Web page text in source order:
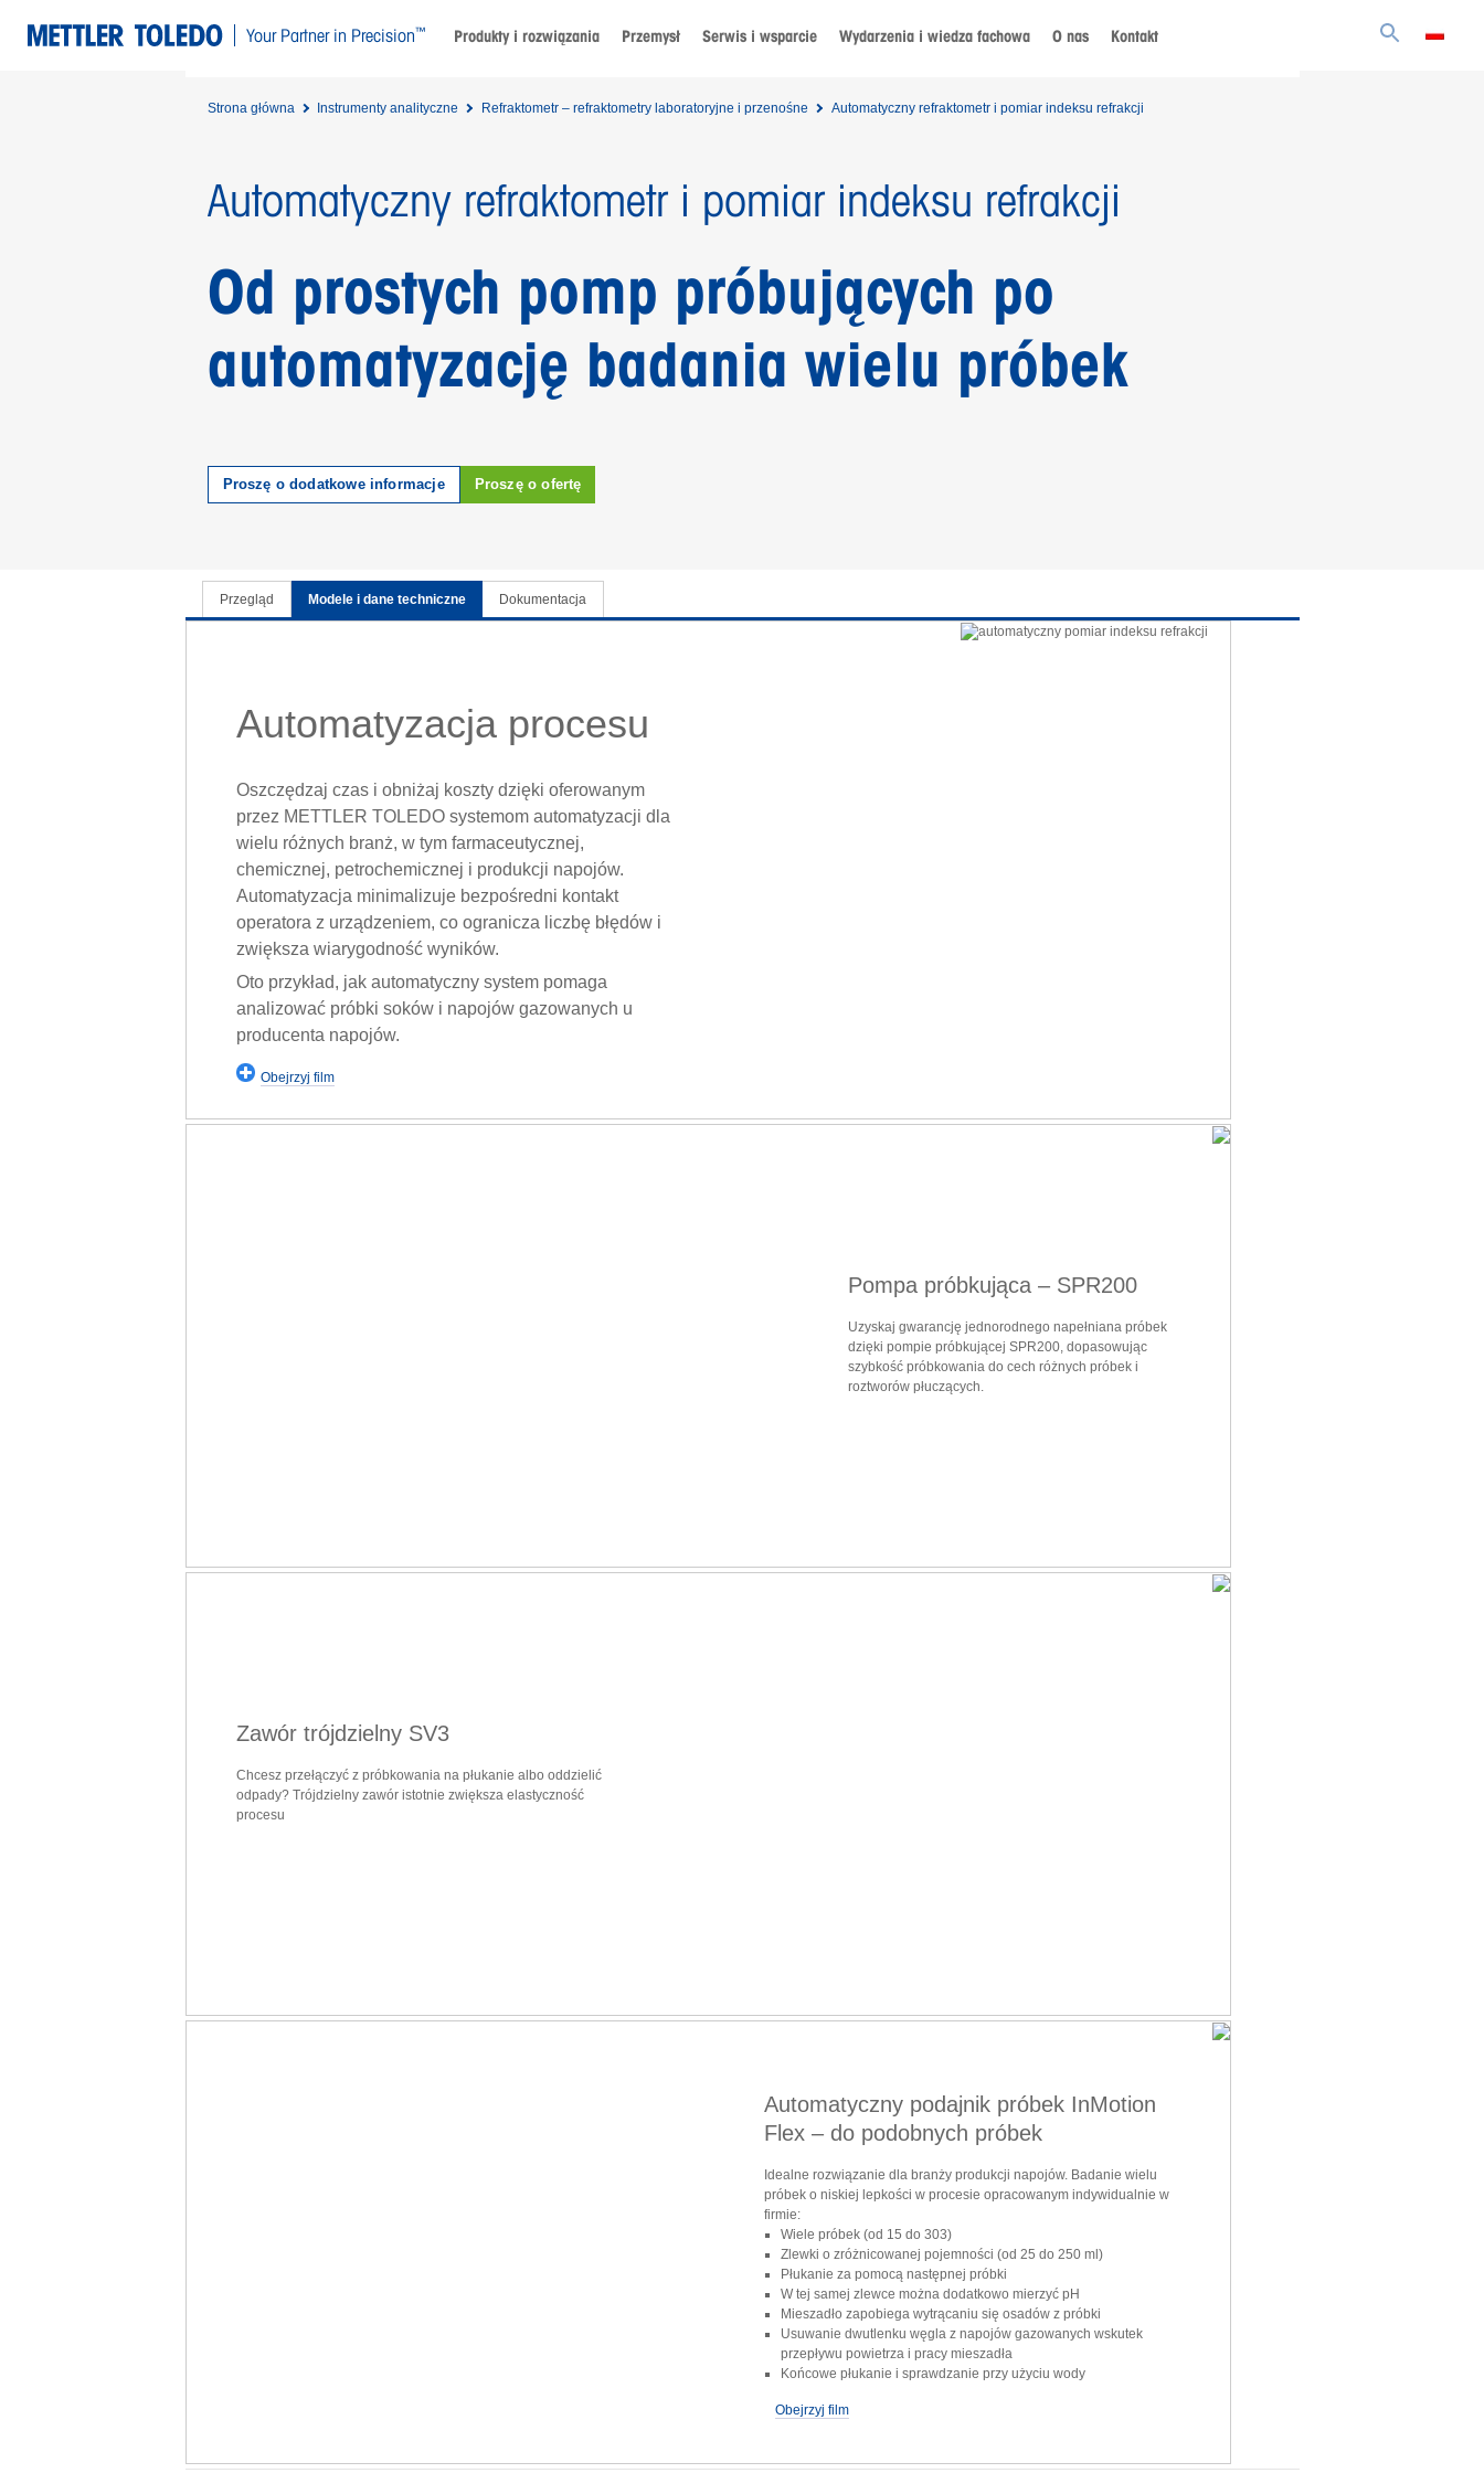
Your Partner in Precision™ Produkty i rozwiązania Przemysł Serwis i wsparcie Wydarzenia i wiedza fachowa O nas Kontakt
Strona główna Instrumenty analityczne Refraktometr – refraktometry laboratoryjne i przenośne Automatyczny refraktometr i pomiar indeksu refrakcji
Automatyczny refraktometr i pomiar indeksu refrakcji
Od prostych pomp próbujących po
automatyzację badania wielu próbek
Proszę o dodatkowe informacje Proszę o ofertę
Przegląd Modele i dane techniczne Dokumentacja
Automatyzacja procesu
Oszczędzaj czas i obniżaj koszty dzięki oferowanym
przez METTLER TOLEDO systemom automatyzacji dla
wielu różnych branż, w tym farmaceutycznej,
chemicznej, petrochemicznej i produkcji napojów.
Automatyzacja minimalizuje bezpośredni kontakt
operatora z urządzeniem, co ogranicza liczbę błędów i
zwiększa wiarygodność wyników.
Oto przykład, jak automatyczny system pomaga
analizować próbki soków i napojów gazowanych u
producenta napojów.
Obejrzyj film
Pompa próbkująca – SPR200
Uzyskaj gwarancję jednorodnego napełniana próbek
dzięki pompie próbkującej SPR200, dopasowując
szybkość próbkowania do cech różnych próbek i
roztworów płuczących.
Zawór trójdzielny SV3
Chcesz przełączyć z próbkowania na płukanie albo oddzielić
odpady? Trójdzielny zawór istotnie zwiększa elastyczność
procesu
Automatyczny podajnik próbek InMotion
Flex – do podobnych próbek
Idealne rozwiązanie dla branży produkcji napojów. Badanie wielu
próbek o niskiej lepkości w procesie opracowanym indywidualnie w
firmie:
Wiele próbek (od 15 do 303)
Zlewki o zróżnicowanej pojemności (od 25 do 250 ml)
Płukanie za pomocą następnej próbki
W tej samej zlewce można dodatkowo mierzyć pH
Mieszadło zapobiega wytrącaniu się osadów z próbki
Usuwanie dwutlenku węgla z napojów gazowanych wskutek
przepływu powietrza i pracy mieszadła
Końcowe płukanie i sprawdzanie przy użyciu wody
Obejrzyj film